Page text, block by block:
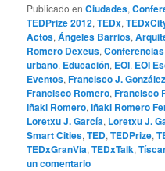
Publicado en Ciudades,
TEDPrize 2012,TEDx,
Actos,Ángeles Barrios,
Romero Dexeus,Conferencias
urbano, Educación, EOI, EOI
Eventos,Francisco J. González
Francisco Romero,Francisco
Iñaki Romero,Iñaki Romero
Loretxu J. García, Loretxu J.
Smart Cities,TED,TEDPrize,
TEDxGranVia,TEDxTalk,
un comentario